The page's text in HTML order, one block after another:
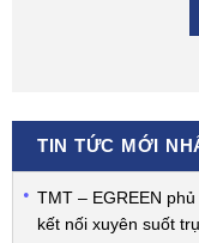
TIN TỨC MỚI
TMT – EGREEN
kết nối xuyên suốt